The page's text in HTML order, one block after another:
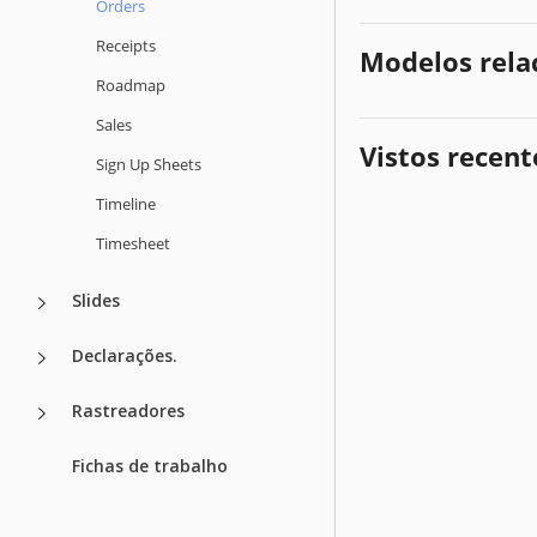
Orders
Receipts
Roadmap
Sales
Sign Up Sheets
Timeline
Timesheet
Slides
Declarações.
Rastreadores
Fichas de trabalho
Modelos
Vistos